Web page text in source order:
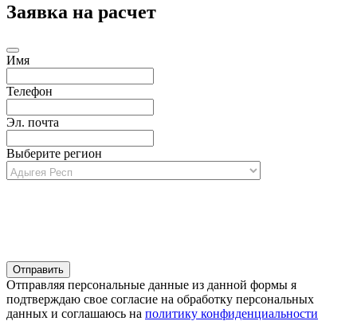
Заявка на расчет
Имя
Телефон
Эл. почта
Выберите регион
Отправляя персональные данные из данной формы я
подтверждаю свое согласие на обработку персональных
данных и соглашаюсь на политику конфиденциальности